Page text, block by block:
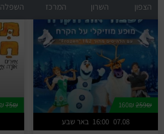
הצפון
השרון
המרכז
השפלה
259₪
באר שבע 16:00 07.08
75₪
59₪